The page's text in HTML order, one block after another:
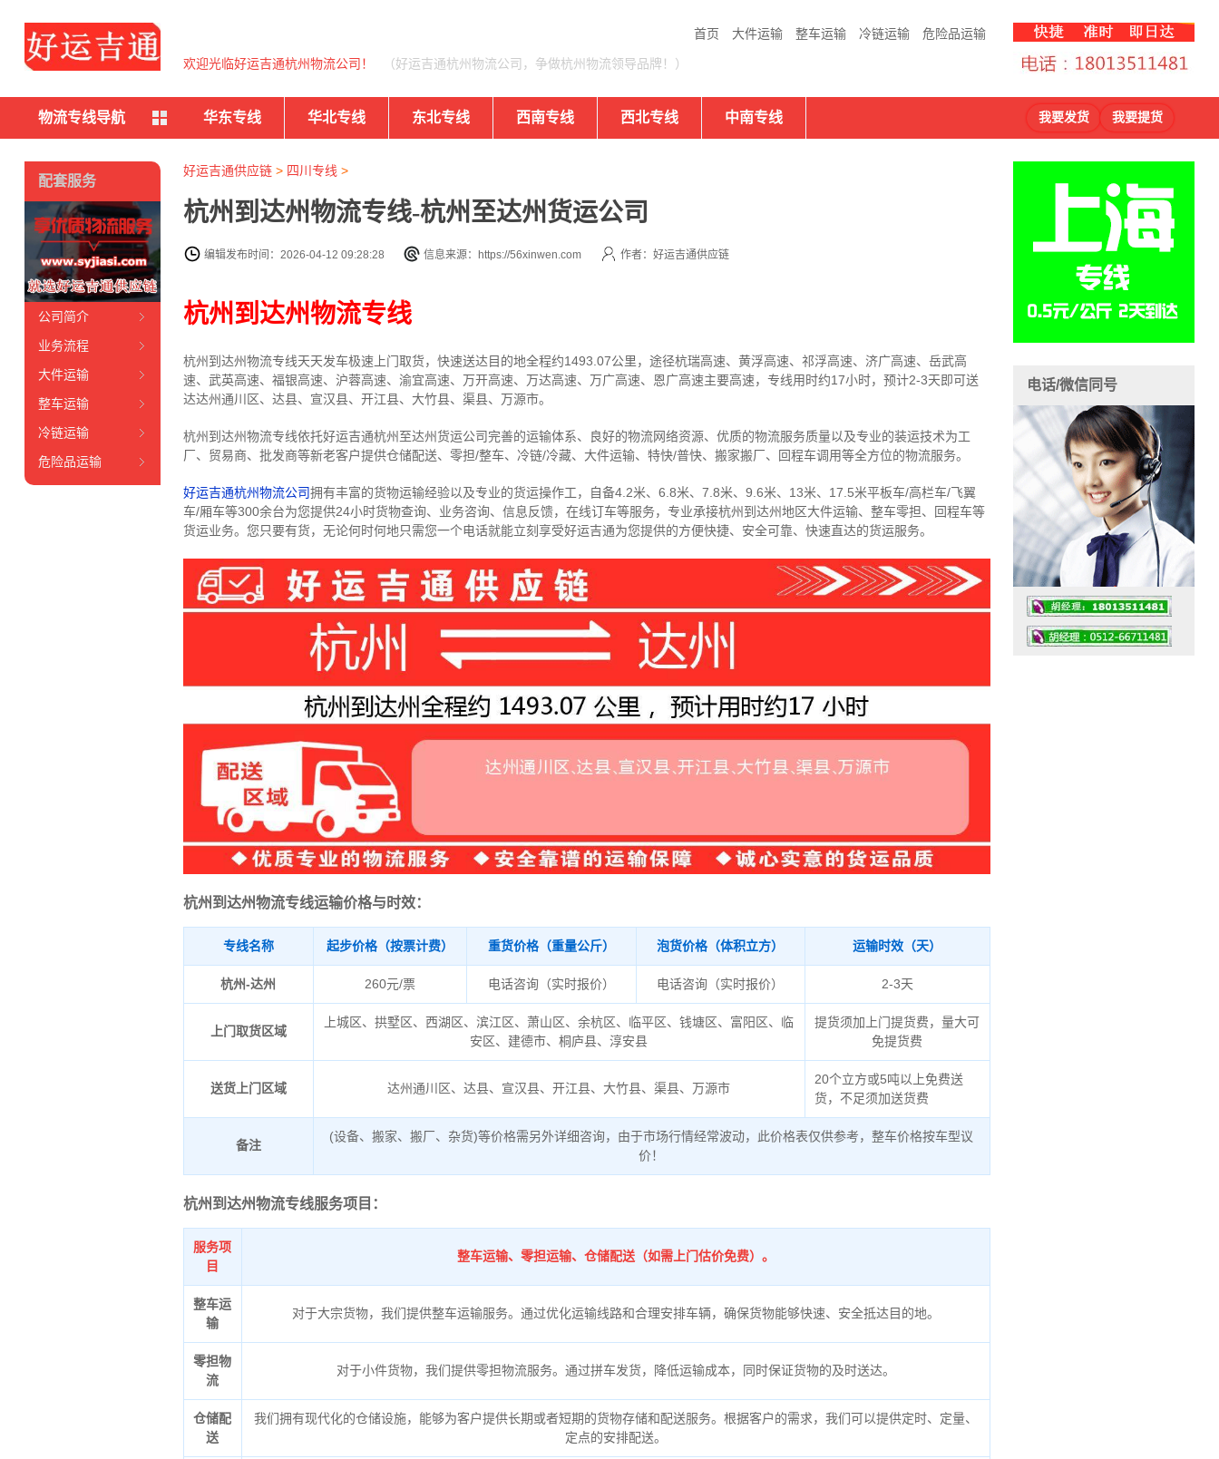
首页 大件运输 整车运输 冷链运输 危险品运输
欢迎光临好运吉通杭州物流公司！ （好运吉通杭州物流公司，争做杭州物流领导品牌！）
物流专线导航 华东专线 华北专线 东北专线 西南专线 西北专线 中南专线 我要发货 我要提货
好运吉通供应链> 四川专线 >
杭州到达州物流专线-杭州至达州货运公司
编辑发布时间：2026-04-12 09:28:28 信息来源：https://56xinwen.com 作者：好运吉通供应链
杭州到达州物流专线
杭州到达州物流专线天天发车极速上门取货，快速送达目的地全程约1493.07公里，途径杭瑞高速、黄浮高速、祁浮高速、济广高速、岳武高
速、武英高速、福银高速、沪蓉高速、渝宜高速、万开高速、万达高速、万广高速、恩广高速主要高速，专线用时约17小时，预计2-3天即可送
达达州通川区、达县、宣汉县、开江县、大竹县、渠县、万源市。
杭州到达州物流专线依托好运吉通杭州至达州货运公司完善的运输体系、良好的物流网络资源、优质的物流服务质量以及专业的装运技术为工
厂、贸易商、批发商等新老客户提供仓储配送、零担/整车、冷链/冷藏、大件运输、特快/普快、搬家搬厂、回程车调用等全方位的物流服务。
好运吉通杭州物流公司拥有丰富的货物运输经验以及专业的货运操作工，自备4.2米、6.8米、7.8米、9.6米、13米、17.5米平板车/高栏车/飞翼
车/厢车等300余台为您提供24小时货物查询、业务咨询、信息反馈，在线订车等服务， 专业承接杭州到达州地区大件运输、整车零担、回程车等
货运业务。 您只要有货，无论何时何地只需您一个电话就能立刻享受好运吉通为您提供的方便快捷、安全可靠、快速直达的货运服务。
杭州到达州物流专线运输价格与时效：
专线名称 起步价格（按票计费） 重货价格（重量公斤） 泡货价格（体积立方） 运输时效（天）
杭州-达州 260元/票 电话咨询（实时报价） 电话咨询（实时报价） 2-3天
上门取货区域
上城区、拱墅区、西湖区、滨江区、萧山区、余杭区、临平区、钱塘区、富阳区、临
安区、建德市、桐庐县、淳安县
提货须加上门提货费，量大可
免提货费
送货上门区域 达州通川区、达县、宣汉县、开江县、大竹县、渠县、万源市
20个立方或5吨以上免费送
货，不足须加送货费
备注
(设备、搬家、搬厂、杂货)等价格需另外详细咨询，由于市场行情经常波动，此价格表仅供参考，整车价格按车型议
价！
杭州到达州物流专线服务项目：
服务项
目
整车运输、零担运输、仓储配送（如需上门估价免费）。
整车运
输
对于大宗货物，我们提供整车运输服务。通过优化运输线路和合理安排车辆，确保货物能够快速、安全抵达目的地。
零担物
流
对于小件货物，我们提供零担物流服务。通过拼车发货，降低运输成本，同时保证货物的及时送达。
仓储配
送
我们拥有现代化的仓储设施，能够为客户提供长期或者短期的货物存储和配送服务。根据客户的需求，我们可以提供定时、定量、
定点的安排配送。
配套服务
公司简介
业务流程
大件运输
整车运输
冷链运输
危险品运输
电话/微信同号